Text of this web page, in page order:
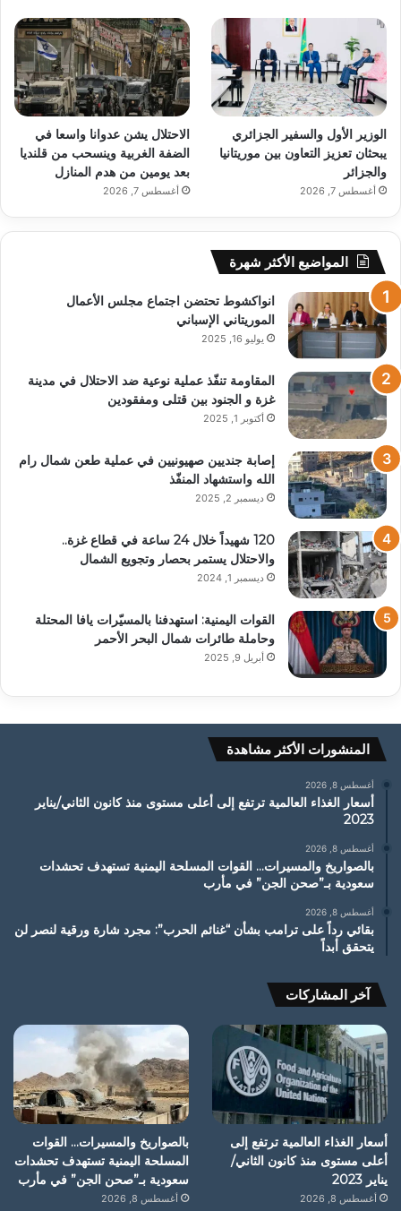
الوزير الأول والسفير الجزائري
يبحثان تعزيز التعاون بين موريتانيا
والجزائر
أغسطس 7, 2026
الاحتلال يشن عدوانا واسعا في
الضفة الغربية وينسحب من قلنديا
بعد يومين من هدم المنازل
أغسطس 7, 2026
المواضيع الأكثر شهرة
انواكشوط تحتضن اجتماع مجلس الأعمال
الموريتاني الإسباني
يوليو 16, 2025
المقاومة تنفّذ عملية نوعية ضد الاحتلال في مدينة
غزة و الجنود بين قتلى ومفقودين
أكتوبر 1, 2025
إصابة جنديين صهيونيين في عملية طعن شمال رام
الله واستشهاد المنفّذ
ديسمبر 2, 2025
120 شهيداً خلال 24 ساعة في قطاع غزة..
والاحتلال يستمر بحصار وتجويع الشمال
ديسمبر 1, 2024
القوات اليمنية: استهدفنا بالمسيّرات يافا المحتلة
وحاملة طائرات شمال البحر الأحمر
أبريل 9, 2025
المنشورات الأكثر مشاهدة
أغسطس 8, 2026
أسعار الغذاء العالمية ترتفع إلى أعلى مستوى منذ كانون الثاني/يناير
2023
أغسطس 8, 2026
بالصواريخ والمسيرات… القوات المسلحة اليمنية تستهدف تحشدات
سعودية بـ”صحن الجن” في مأرب
أغسطس 8, 2026
بقائي رداً على ترامب بشأن “غنائم الحرب”: مجرد شارة ورقية لنصر لن
يتحقق أبداً
آخر المشاركات
أسعار الغذاء العالمية ترتفع إلى
أعلى مستوى منذ كانون الثاني/
يناير 2023
أغسطس 8, 2026
بالصواريخ والمسيرات… القوات
المسلحة اليمنية تستهدف تحشدات
سعودية بـ”صحن الجن” في مأرب
أغسطس 8, 2026